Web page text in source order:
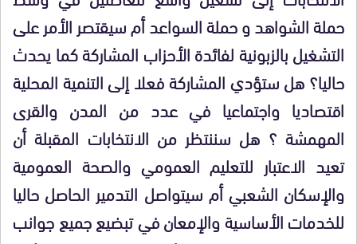
حملة الشواهد و حملة السواعد أم سيقتصر الأمر على
التشغيل بالزبونية لفائدة الأحزاب المشاركة كما يحدث
حاليا؟ هل ستؤدي المشاركة فعلا إلى التنمية المحلية
اقتصاديا واجتماعيا في عدد من المدن والقرى
المهمشة ؟ هل سننتظر من الانتخابات المقبلة أن
تعيد الاعتبار للتعليم العمومي والصحة العمومية
والإسكان الشعبي أم سيتواصل التدمير الحاصل حاليا
للخدمات الأساسية والإمعان في تبضيع جميع جوانب